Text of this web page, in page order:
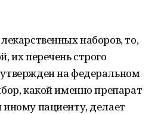
наборов, то,
их перечень строго
на федеральном
какой именно препарат
пациенту, делает